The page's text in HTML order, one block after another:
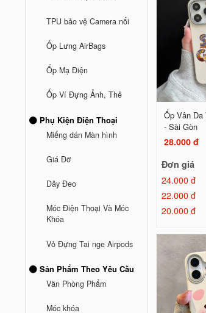
TPU bảo vệ Camera nổi
Ốp Lưng AirBags
Ốp Mạ Điện
Ốp Ví Đựng Ảnh, Thẻ
Phụ Kiện Điện Thoại
Miếng dán Màn hình
Giá Đỡ
Dây Đeo
Móc Điện Thoại Và Móc
Khóa
Vỏ Đựng Tai nge Airpods
Sản Phẩm Theo Yêu Cầu
Văn Phòng Phẩm
Móc khóa
Ốp Vân Da
- Sài Gòn
28.000 đ
Đơn giá
24.000 đ
22.000 đ
20.000 đ